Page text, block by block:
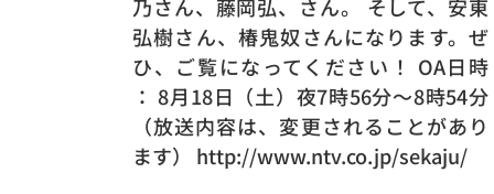
乃さん、藤岡弘、さん。 そして、安東
弘樹さん、椿鬼奴さんになります。ぜ
ひ、ご覧になってください！ OA日時
： 8月18日（土）夜7時56分～8時54分
（放送内容は、変更されることがあり
ます） http://www.ntv.co.jp/sekaju/